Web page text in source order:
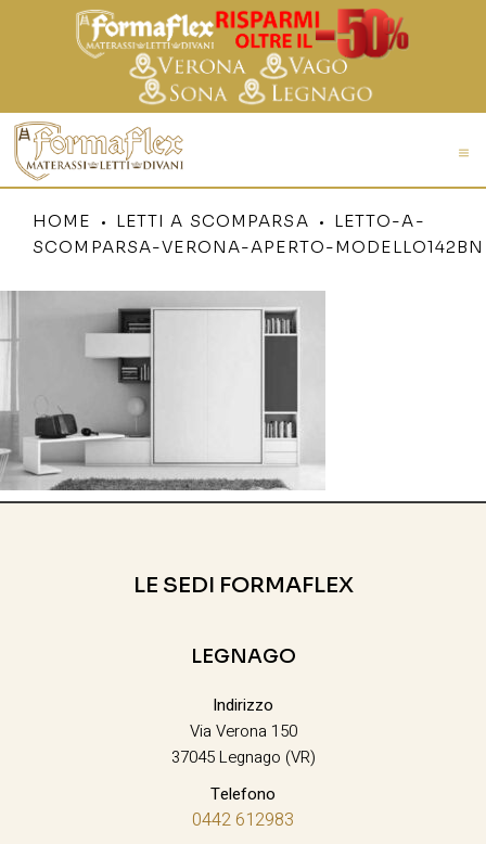
HOME LETTI A SCOMPARSA
LETTO-A-
SCOMPARSA-VERONA-APERTO-MODELLO142BN
LE SEDI FORMAFLEX
LEGNAGO
Indirizzo
Via Verona 150
37045 Legnago (VR)
Telefono
0442 612983